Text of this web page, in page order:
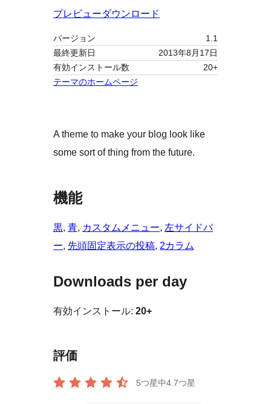
プレビューダウンロード
バージョン
1.1
最終更新日
2013年8月17日
有効インストール数
20+
テーマのホームページ
A theme to make your blog look like
some sort of thing from the future.
機能
黒, 青, カスタムメニュー, 左サイドバ
ー, 先頭固定表示の投稿, 2カラム
Downloads per day
有効インストール: 20+
評価
5つ星中4.7つ星